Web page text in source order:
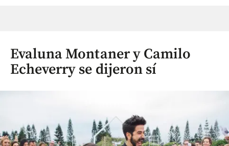
Evaluna Montaner y Camilo
Echeverry se dijeron sí